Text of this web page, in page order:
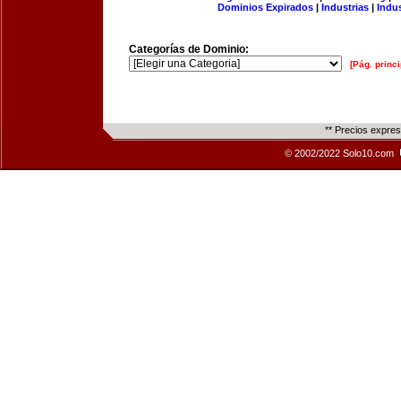
Dominios Expirados | Industrias |
Categorías de Dominio:
[Pág.
** Precios
© 2002/2022 Solo10.com